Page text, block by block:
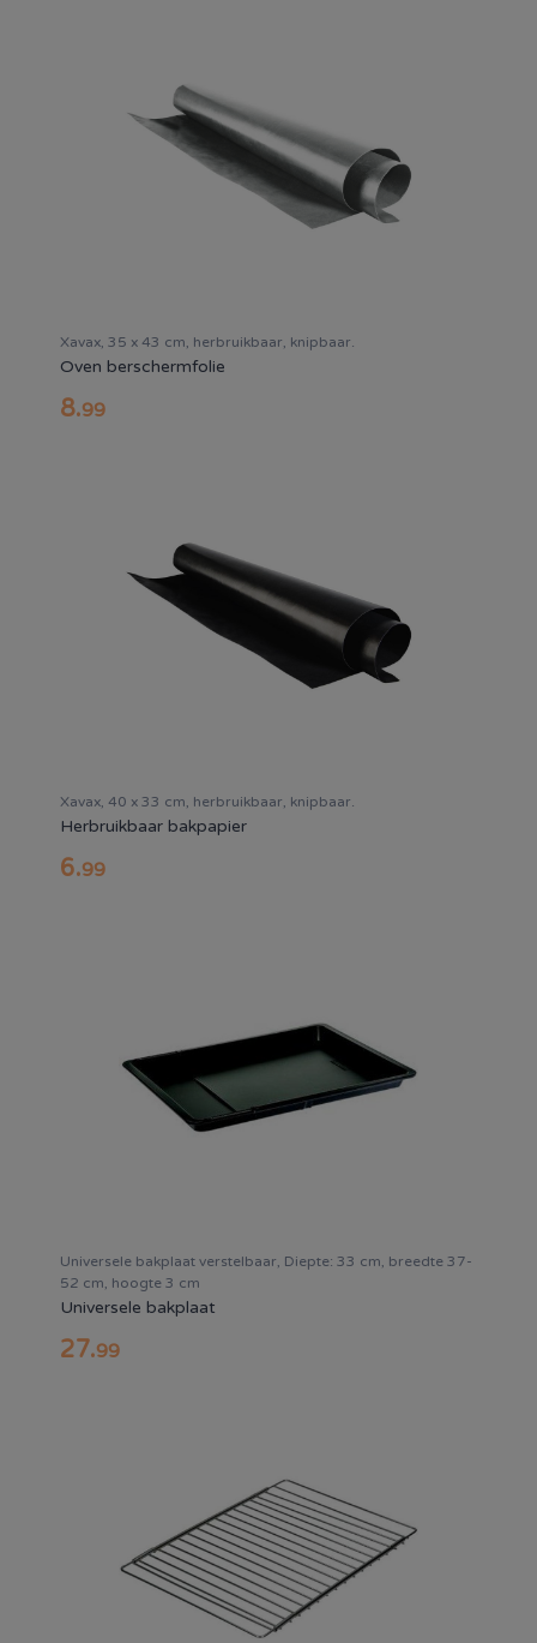
Xavax, 35 x 43 cm, herbruikbaar, knipbaar.
Oven berschermfolie
8.99
Xavax, 40 x 33 cm, herbruikbaar, knipbaar.
Herbruikbaar bakpapier
6.99
Universele bakplaat verstelbaar, Diepte: 33 cm, breedte 37-
52 cm, hoogte 3 cm
Universele bakplaat
27.99